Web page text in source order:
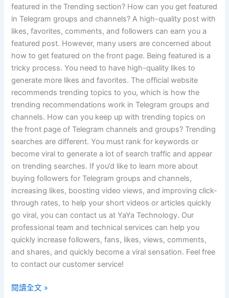
featured in the Trending section? How can you get featured
in Telegram groups and channels? A high-quality post with
likes, favorites, comments, and followers can earn you a
featured post. However, many users are concerned about
how to get featured on the front page. Being featured is a
tricky process. You need to have high-quality likes to
generate more likes and favorites. The official website
recommends trending topics to you, which is how the
trending recommendations work in Telegram groups and
channels. How can you keep up with trending topics on
the front page of Telegram channels and groups? Trending
searches are different. You must rank for keywords or
become viral to generate a lot of search traffic and appear
on trending searches. If you’d like to learn more about
buying followers for Telegram groups and channels,
increasing likes, boosting video views, and improving click-
through rates, to help your short videos or articles quickly
go viral, you can contact us at YaYa Technology. Our
professional team and technical services can help you
quickly increase followers, fans, likes, views, comments,
and shares, and quickly become a viral sensation. Feel free
to contact our customer service!
閱讀全文 »